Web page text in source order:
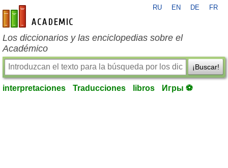
es-academic.com
RU EN DE FR
Los diccionarios y las enciclopedias sobre el
Académico
¡Buscar!
interpretaciones Traducciones libros Игры ⚽